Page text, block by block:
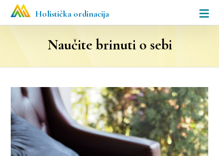
Holistička ordinacija
Naučite brinuti o sebi